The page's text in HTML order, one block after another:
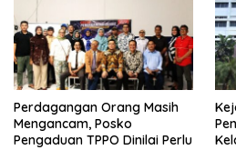
Perdagangan Orang Masih
Mengancam, Posko
Pengaduan TPPO Dinilai Perlu